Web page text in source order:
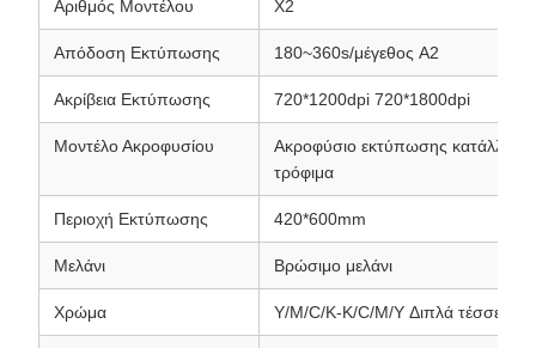
Αριθμός Μοντέλου X2
Απόδοση Εκτύπωσης 180~360s/μέγεθος A2
Ακρίβεια Εκτύπωσης 720*1200dpi 720*1800dpi
Μοντέλο Ακροφυσίου
Ακροφύσιο εκτύπωσης κατάλληλο
τρόφιμα
Περιοχή Εκτύπωσης 420*600mm
Μελάνι Βρώσιμο μελάνι
Χρώμα Y/M/C/K-K/C/M/Y Διπλά τέσσερα